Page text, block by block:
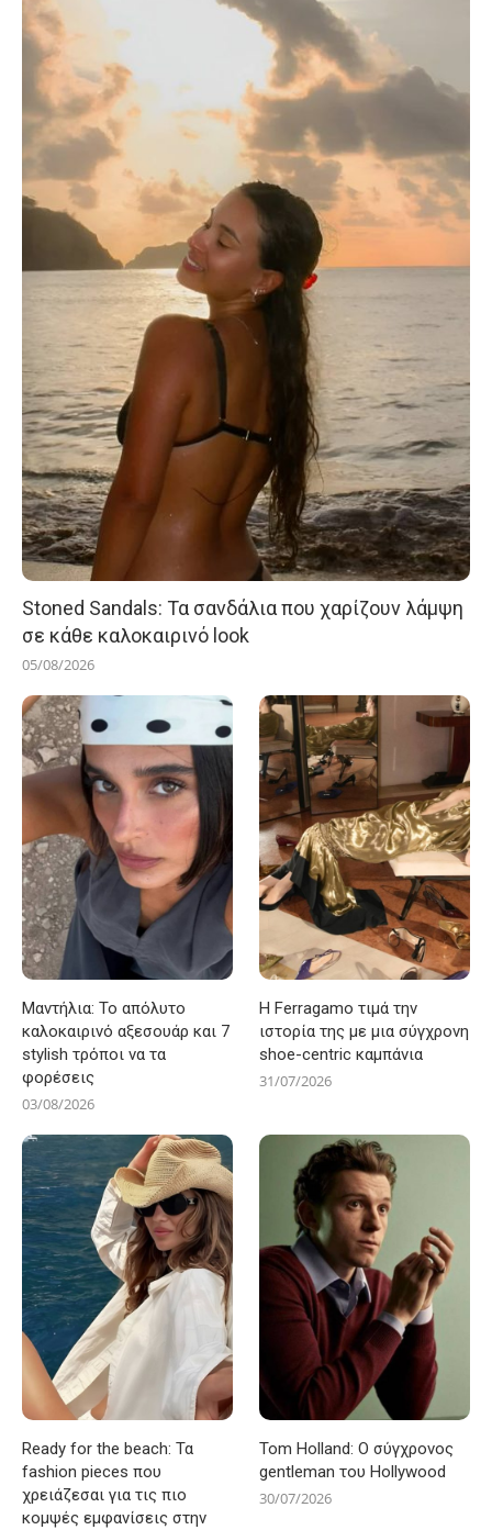
Stoned Sandals: Τα σανδάλια που χαρίζουν λάμψη
σε κάθε καλοκαιρινό look
05/08/2026
Μαντήλια: Το απόλυτο
καλοκαιρινό αξεσουάρ και 7
stylish τρόποι να τα
φορέσεις
03/08/2026
Η Ferragamo τιμά την
ιστορία της με μια σύγχρονη
shoe-centric καμπάνια
31/07/2026
Ready for the beach: Τα
fashion pieces που
χρειάζεσαι για τις πιο
κομψές εμφανίσεις στην
Tom Holland: Ο σύγχρονος
gentleman του Hollywood
30/07/2026